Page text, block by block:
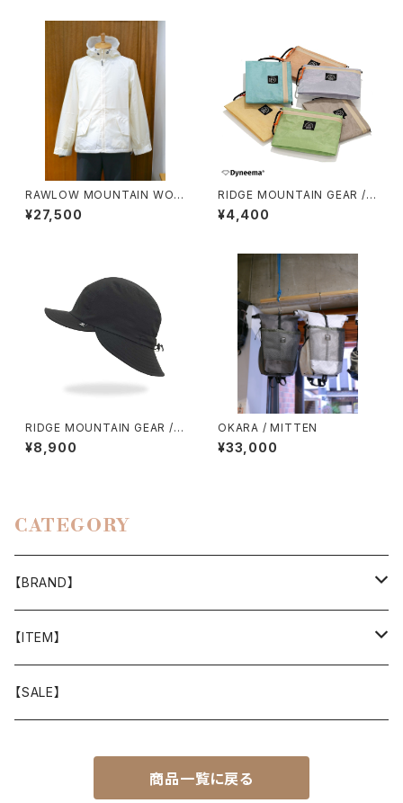
RAWLOW MOUNTAIN WOR
KS / AIRY HOODIE
¥27,500
RIDGE MOUNTAIN GEAR /
TRAVEL POUCH PLUS（DCF
HYBRID）
¥4,400
RIDGE MOUNTAIN GEAR / S
HADE CAP
¥8,900
OKARA / MITTEN
¥33,000
CATEGORY
【BRAND】
山と道
T-SHIRT
迷迭香
【ITEM】
WEAR
【SALE】
商品一覧に戻る